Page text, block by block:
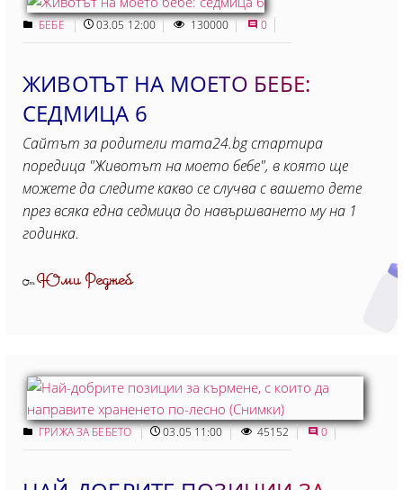
БЕБЕ 03.05 12:00 130000 0
ЖИВОТЪТ НА МОЕТО БЕБЕ:
СЕДМИЦА 6
Сайтът за родители mama24.bg стартира
поредица "Животът на моето бебе", в която ще
можете да следите какво се случва с вашето дете
през всяка една седмица до навършването му на 1
годинка.
ОтЮми Реджеб
ГРИЖА ЗА БЕБЕТО 03.05 11:00 45152 0